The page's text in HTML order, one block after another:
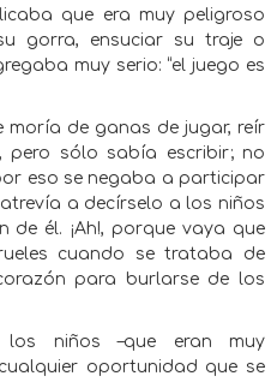
que era muy peligroso
gorra, ensuciar su traje o
muy serio: “el juego es
moría de ganas de jugar, reír
pero sólo sabía escribir; no
eso se negaba a participar
a decírselo a los niños
él. ¡Ah!, porque vaya que
cuando se trataba de
para burlarse de los
niños –que eran muy
oportunidad que se